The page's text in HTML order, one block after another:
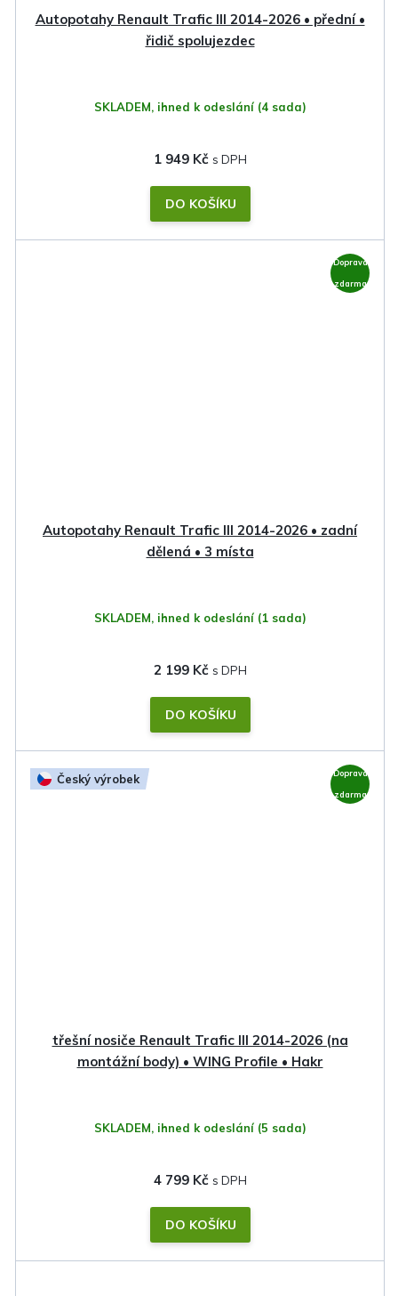
Autopotahy Renault Trafic III 2014-2026 • přední •
řidič spolujezdec
SKLADEM, ihned k odeslání (4 sada)
1 949 Kč
DO KOŠÍKU
Doprava
zdarma
Autopotahy Renault Trafic III 2014-2026 • zadní
dělená • 3 místa
SKLADEM, ihned k odeslání (1 sada)
2 199 Kč
DO KOŠÍKU
Český výrobek Doprava
zdarma
třešní nosiče Renault Trafic III 2014-2026 (na
montážní body) • WING Profile • Hakr
SKLADEM, ihned k odeslání (5 sada)
4 799 Kč
DO KOŠÍKU